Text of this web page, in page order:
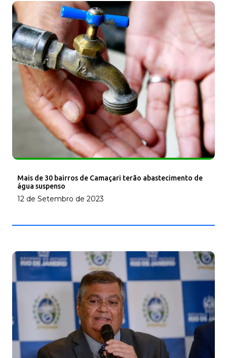
Mais de 30 bairros de Camaçari terão abastecimento de
água suspenso
12 de Setembro de 2023